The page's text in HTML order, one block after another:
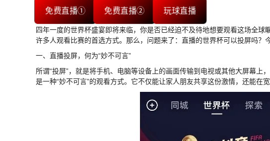
免费直播① 免费直播② 玩球直播
四年一度的世界杯盛宴即将来临，你是否已经迫不及待地想要观看这场全
许多人观看比赛的首选方式。那么，问题来了：直播的世界杯可以投屏吗？
一、直播投屏，何为“妙不可言”
所谓“投屏”，就是将手机、电脑等设备上的画面传输到电视或其他大屏幕上
是一种“妙不可言”的观看方式。它不仅能让家人朋友共享这份激情，还能在